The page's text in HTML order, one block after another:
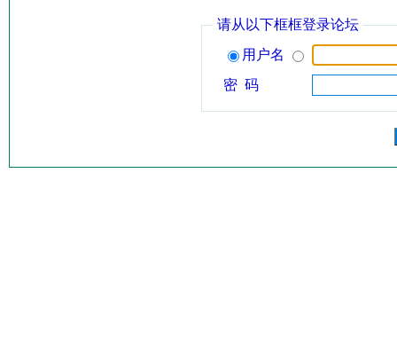
请从以下框框登录论坛
用户名
密 码